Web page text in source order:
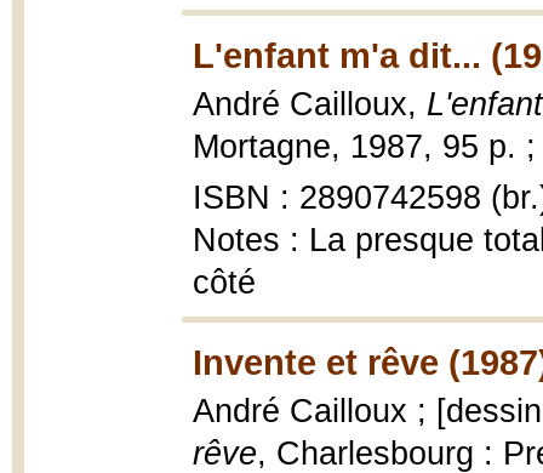
L'enfant m'a dit...
André Cailloux,
Mortagne, 1987, 95 p.
ISBN : 2890742598
Notes : La presque
côté
Invente et rêve
André Cailloux ;
rêve, Charlesbourg :